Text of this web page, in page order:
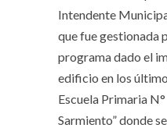
Intendente
que fue gestionada
programa dado el
edificio en los
Escuela Primaria
Sarmiento” donde